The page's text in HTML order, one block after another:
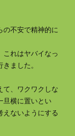
の不安で精神的に
これはヤバイなっ
ました。
て、ワクワクしな
旦横に置いとい
えないようにする